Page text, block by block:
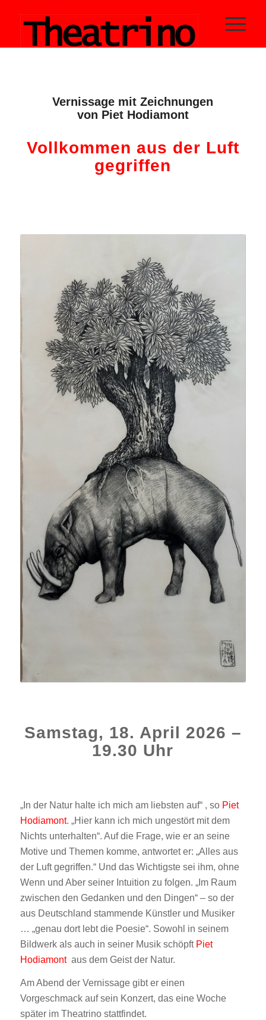
Vernissage mit Zeichnungen
von Piet Hodiamont
Vollkommen aus der Luft
gegriffen
Samstag, 18. April 2026 –
19.30 Uhr
„In der Natur halte ich mich am liebsten auf“ , so Piet
Hodiamont. „Hier kann ich mich ungestört mit dem
Nichts unterhalten“. Auf die Frage, wie er an seine
Motive und Themen komme, antwortet er: „Alles aus
der Luft gegriffen.“ Und das Wichtigste sei ihm, ohne
Wenn und Aber seiner Intuition zu folgen. „Im Raum
zwischen den Gedanken und den Dingen“ – so der
aus Deutschland stammende Künstler und Musiker
… „genau dort lebt die Poesie“. Sowohl in seinem
Bildwerk als auch in seiner Musik schöpft Piet
Hodiamontc aus dem Geist der Natur.
Am Abend der Vernissage gibt er einen
Vorgeschmack auf sein Konzert, das eine Woche
später im Theatrino stattfindet.